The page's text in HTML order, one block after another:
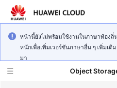
หน้านี้ยังไม่พร้อมใช้งานในภาษาท้องถิ่
หนักเพื่อเพิ่มเวอร์ชันภาษาอื่น ๆ เพิ่มเ
มา
Object